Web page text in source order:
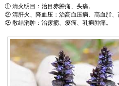
① 清火明目：治目赤肿痛、头痛。
② 清肝火、降血压：治高血压病、高血脂、
③ 散结消肿：治瘰疬、瘿瘤、乳痈肿痛。